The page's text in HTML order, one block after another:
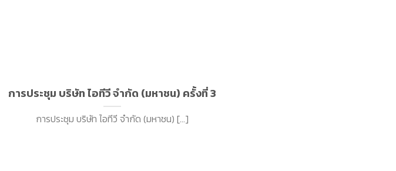
การประชุม บริษัท ไอทีวี จำกัด (มหาชน) ครั้งที่ 3
การประชุม บริษัท ไอทีวี จำกัด (มหาชน) [...]